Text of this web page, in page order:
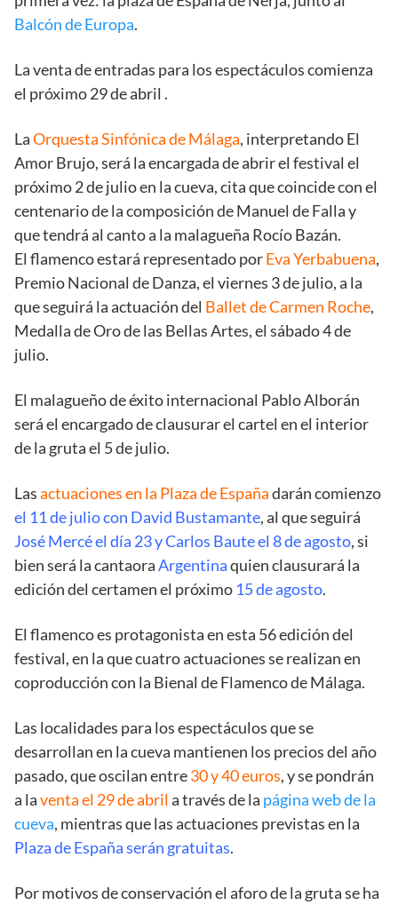
Balcón de Europa.
La venta de entradas para los espectáculos comienza
el próximo 29 de abril .
LaOrquesta Sinfónica de Málaga, interpretando El
Amor Brujo, será la encargada de abrir el festival el
próximo 2 de julio en la cueva, cita que coincide con el
centenario de la composición de Manuel de Falla y
que tendrá al canto a la malagueña Rocío Bazán.
El flamenco estará representado porEva Yerbabuena,
Premio Nacional de Danza, el viernes 3 de julio, a la
que seguirá la actuación del Ballet de Carmen Roche,
Medalla de Oro de las Bellas Artes, el sábado 4 de
julio.
El malagueño de éxito internacional Pablo Alborán
será el encargado de clausurar el cartel en el interior
de la gruta el 5 de julio.
Lasactuaciones en la Plaza de Españadarán comienzo
el 11 de julio con David Bustamante, al que seguirá
José Mercé el día 23 y Carlos Baute el 8 de agosto, si
bien será la cantaoraArgentinaquien clausurará la
edición del certamen el próximo 15 de agosto.
El flamenco es protagonista en esta 56 edición del
festival, en la que cuatro actuaciones se realizan en
coproducción con la Bienal de Flamenco de Málaga.
Las localidades para los espectáculos que se
desarrollan en la cueva mantienen los precios del año
pasado, que oscilan entre30 y 40 euros, y se pondrán
a laventa el 29 de abrila través de la página web de la
cueva, mientras que las actuaciones previstas en la
Plaza de España serán gratuitas.
Por motivos de conservación el aforo de la gruta se ha